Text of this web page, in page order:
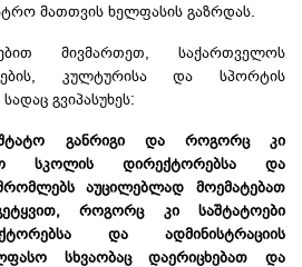
მათთვის ხელფასის გაზრდას.
მივმართეთ, საქართველოს
კულტურისა და სპორტის
გვიპასუხეს:
განრიგი და როგორცკი
სკოლის დირექტორებსა და
აუცილებლადმოემატებათ
როგორც კისაშტატოები
და ადმინისტრაციის
სხვაობაცდაერიცხებათ და